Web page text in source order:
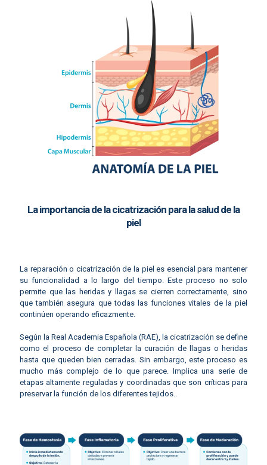
La importancia de la cicatrización para la salud de la
piel
La reparación o cicatrización de la piel es esencial para mantener
su funcionalidad a lo largo del tiempo. Este proceso no solo
permite que las heridas y llagas se cierren correctamente, sino
que también asegura que todas las funciones vitales de la piel
continúen operando eficazmente.
Según la Real Academia Española (RAE), la cicatrización se define
como el proceso de completar la curación de llagas o heridas
hasta que queden bien cerradas. Sin embargo, este proceso es
mucho más complejo de lo que parece. Implica una serie de
etapas altamente reguladas y coordinadas que son críticas para
preservar la función de los diferentes tejidos..